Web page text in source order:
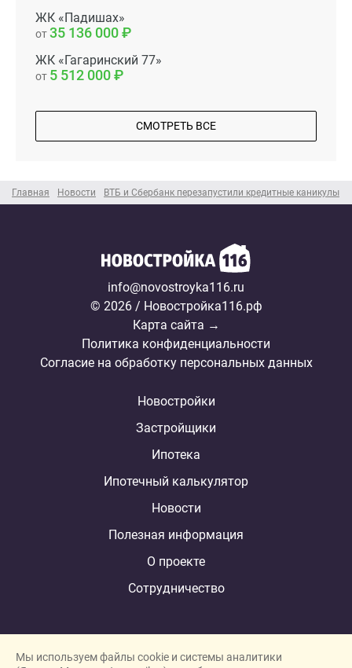
Главная Новости ВТБ и Сбербанк перезапустили кредитные каникулы
ЖК «Падишах»
от35 136 000
ЖК «Гагаринский 77»
от 5 512 000
СМОТРЕТЬ ВСЕ
info@novostroyka116.ru
© 2026 / Новостройка116.рф
Карта сайта →
Политика конфиденциальности
Согласие на обработку персональных данных
Новостройки
Застройщики
Ипотека
Ипотечный калькулятор
Новости
Полезная информация
О проекте
Сотрудничество
Мы используем файлы cookie и системы аналитики